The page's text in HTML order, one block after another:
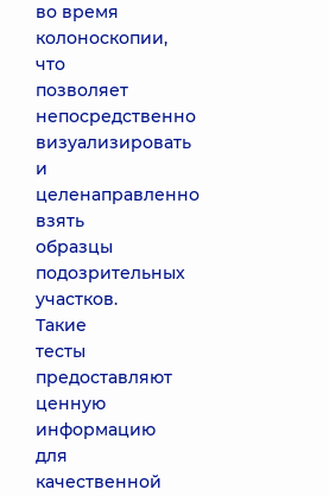
во время
колоноскопии,
что
позволяет
непосредственно
визуализировать
и
целенаправленно
взять
образцы
подозрительных
участков.
Такие
тесты
предоставляют
ценную
информацию
для
качественной